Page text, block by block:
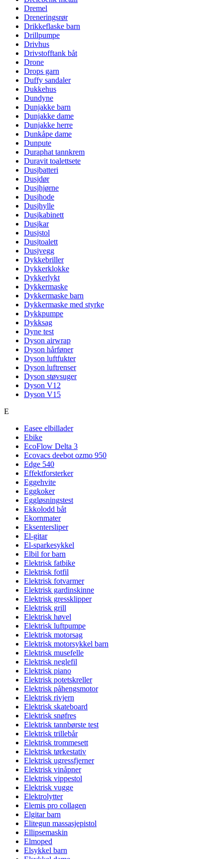
Dremel
Dreneringsrør
Drikkeflaske barn
Drillpumpe
Drivhus
Drivstofftank båt
Drone
Drops garn
Duffy sandaler
Dukkehus
Dundyne
Dunjakke barn
Dunjakke dame
Dunjakke herre
Dunkåpe dame
Dunpute
Duraphat tannkrem
Duravit toalettsete
Dusjbatteri
Dusjdør
Dusjhjørne
Dusjhode
Dusjhylle
Dusjkabinett
Dusjkar
Dusjstol
Dusjtoalett
Dusjvegg
Dykkebriller
Dykkerklokke
Dykkerlykt
Dykkermaske
Dykkermaske barn
Dykkermaske med styrke
Dykkpumpe
Dykksag
Dyne test
Dyson airwrap
Dyson hårføner
Dyson luftfukter
Dyson luftrenser
Dyson støvsuger
Dyson V12
Dyson V15
E
Easee elbillader
Ebike
EcoFlow Delta 3
Ecovacs deebot ozmo 950
Edge 540
Effektforsterker
Eggehvite
Eggkoker
Eggløsningstest
Ekkolodd båt
Ekornmater
Eksentersliper
El-gitar
El-sparkesykkel
Elbil for barn
Elektrisk fatbike
Elektrisk fotfil
Elektrisk fotvarmer
Elektrisk gardinskinne
Elektrisk gressklipper
Elektrisk grill
Elektrisk høvel
Elektrisk luftpumpe
Elektrisk motorsag
Elektrisk motorsykkel barn
Elektrisk musefelle
Elektrisk neglefil
Elektrisk piano
Elektrisk potetskreller
Elektrisk påhengsmotor
Elektrisk rivjern
Elektrisk skateboard
Elektrisk snøfres
Elektrisk tannbørste test
Elektrisk trillebår
Elektrisk trommesett
Elektrisk tørkestativ
Elektrisk ugressfjerner
Elektrisk vinåpner
Elektrisk vippestol
Elektrisk vugge
Elektrolytter
Elemis pro collagen
Elgitar barn
Elitegun massasjepistol
Ellipsemaskin
Elmoped
Elsykkel barn